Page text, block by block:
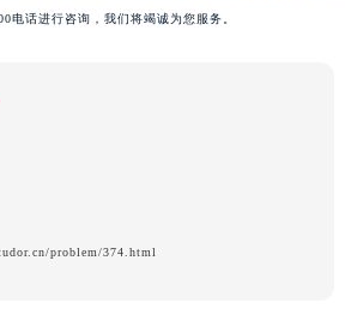
电话进行咨询，我们将竭诚为您服务。
problem/374.html